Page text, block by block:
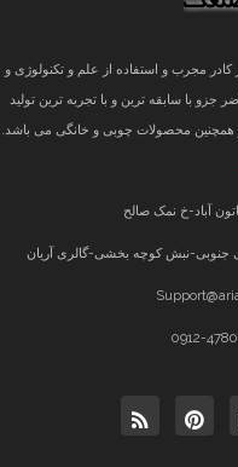
در سال 1376 با بهره گیری از کادر مجرب و استفاده از علم و تکنولوژی و
با سابقه ترین و با تجربه ترین تولید
و همچنین محصولات چوبی و خانگی می باشد.
آباد-خ نمک صالح
جنوبی-نبش کوچه بخشی-گالری آریان
0912-